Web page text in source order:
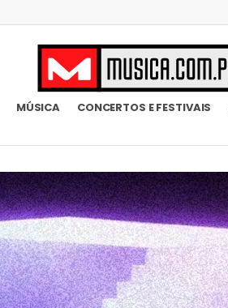
MÚSICA CONCERTOS E FESTIVAIS